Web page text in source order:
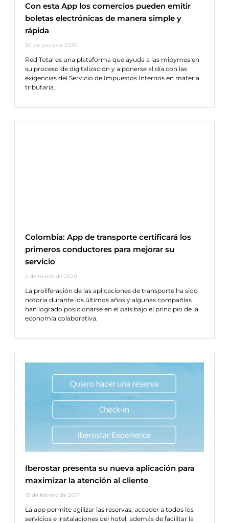
Con esta App los comercios pueden emitir
boletas electrónicas de manera simple y
rápida
30 de junio de 2020
Red Total es una plataforma que ayuda a las mipymes en
su proceso de digitalización y a ponerse al día con las
exigencias del Servicio de Impuestos Internos en materia
tributaria.
Colombia: App de transporte certificará los
primeros conductores para mejorar su
servicio
2 de marzo de 2020
La proliferación de las aplicaciones de transporte ha sido
notoria durante los últimos años y algunas compañías
han logrado posicionarse en el país bajo el principio de la
economía colaborativa.
Iberostar presenta su nueva aplicación para
maximizar la atención al cliente
13 de febrero de 2017
La app permite agilizar las reservas, acceder a todos los
servicios e instalaciones del hotel, además de facilitar la